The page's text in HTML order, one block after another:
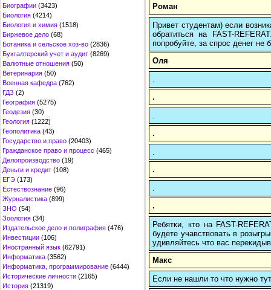
Биографии (3423)
Биология (4214)
Биология и химия (1518)
Биржевое дело (68)
Ботаника и сельское хоз-во (2836)
Бухгалтерский учет и аудит (8269)
Валютные отношения (50)
Ветеринария (50)
Военная кафедра (762)
ГДЗ (2)
География (5275)
Геодезия (30)
Геология (1222)
Геополитика (43)
Государство и право (20403)
Гражданское право и процесс (465)
Делопроизводство (19)
Деньги и кредит (108)
ЕГЭ (173)
Естествознание (96)
Журналистика (899)
ЗНО (54)
Зоология (34)
Издательское дело и полиграфия (476)
Инвестиции (106)
Иностранный язык (62791)
Информатика (3562)
Информатика, программирование (6444)
Исторические личности (2165)
История (21319)
Роман
Привет студентам) если
обратиться на FAST-
попробуйте, за спрос денег не
Оля
.
.
.
.
Ребятки, кто на FAST-
будете учавствовать в
удивляйтесь что вас
Макс
Если не нашли то что нужно